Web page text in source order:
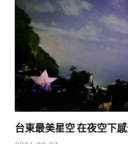
台東最美星空 在夜空下